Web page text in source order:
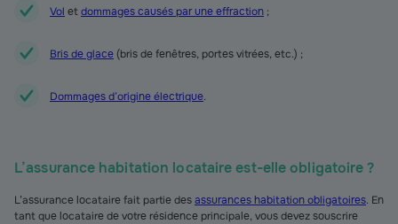
Vol etdommages causés par une effraction ;
Bris de glace (bris de fenêtres, portes vitrées, etc.) ;
Dommages d’origine électrique.
L’assurance habitation locataire est-elle obligatoire ?
L’assurance locataire fait partie desassurances habitation obligatoires. En
tant que locataire de votre résidence principale, vous devez souscrire